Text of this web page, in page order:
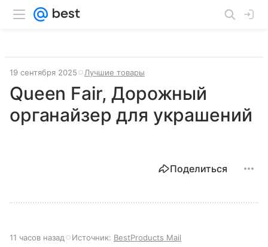
19 сентября 2025 Лучшие товары
Queen Fair, Дорожный
органайзер для украшений
Поделиться
11 часов назад Источник: BestProducts Mail